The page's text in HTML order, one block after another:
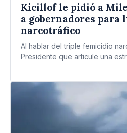
Kicillof le pidió a
a gobernadores para
narcotráfico
Al hablar del triple femicidio
Presidente que articule una